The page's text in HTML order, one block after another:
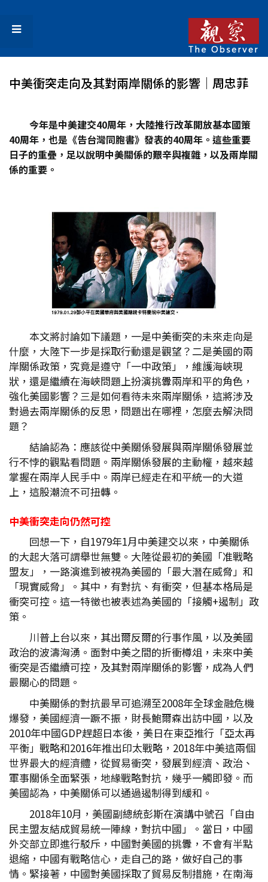
中美衝突走向及其對兩岸關係的影響│周忠菲
今年是中美建交40周年，大陸推行改革開放基本國策
40周年，也是《告台灣同胞書》發表的40周年。這些重要
日子的重疊，足以說明中美關係的艱辛與複雜，以及兩岸關
係的重要。
本文將討論如下議題，一是中美衝突的未來走向是
什麼，大陸下一步是採取行動還是觀望？二是美國的兩
岸關係政策，究竟是遵守「一中政策」，維護海峽現
狀，還是繼續在海峽問題上扮演挑釁兩岸和平的角色，
強化美國影響？三是如何看待未來兩岸關係，這將涉及
對過去兩岸關係的反思，問題出在哪裡，怎麼去解決問
題？
結論認為：應該從中美關係發展與兩岸關係發展並
行不悖的觀點看問題。兩岸關係發展的主動權，越來越
掌握在兩岸人民手中。兩岸已經走在和平統一的大道
上，這股潮流不可扭轉。
中美衝突走向仍然可控
回想一下，自1979年1月中美建交以來，中美關係
的大起大落可謂舉世無雙。大陸從最初的美國「准戰略
盟友」，一路演進到被視為美國的「最大潛在威脅」和
「現實威脅」。其中，有對抗、有衝突，但基本格局是
衝突可控。這一特徵也被表述為美國的「接觸+遏制」政
策。
川普上台以來，其出爾反爾的行事作風，以及美國
政治的波濤洶湧。面對中美之間的折衝樽俎，未來中美
衝突是否繼續可控，及其對兩岸關係的影響，成為人們
最關心的問題。
中美關係的對抗最早可追溯至2008年全球金融危機
爆發，美國經濟一蹶不振，財長鮑爾森出訪中國，以及
2010年中國GDP趕超日本後，美日在東亞推行「亞太再
平衡」戰略和2016年推出印太戰略，2018年中美這兩個
世界最大的經濟體，從貿易衝突，發展到經濟、政治、
軍事關係全面緊張，地緣戰略對抗，幾乎一觸即發。而
美國認為，中美關係可以通過遏制得到緩和。
2018年10月，美國副總統彭斯在演講中號召「自由
民主盟友結成貿易統一陣線，對抗中國」。當日，中國
外交部立即進行駁斥，中國對美國的挑釁，不會有半點
退縮，中國有戰略信心，走自己的路，做好自己的事
情。緊接著，中國對美國採取了貿易反制措施，在南海